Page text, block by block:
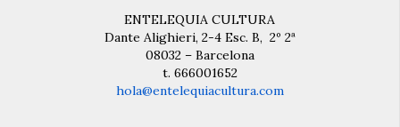
ENTELEQUIA CULTURA
Dante Alighieri, 2-4 Esc. B, 2º 2ª
08032 – Barcelona
t. 666001652
hola@entelequiacultura.com